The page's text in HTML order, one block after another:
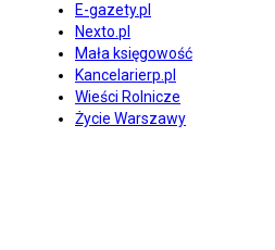
E-gazety.pl
Nexto.pl
Mała księgowość
Kancelarierp.pl
Wieści Rolnicze
Życie Warszawy